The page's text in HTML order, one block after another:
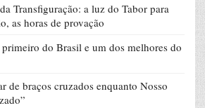
Transfiguração: a luz do Tabor para
as horas de provação
do Brasil e um dos melhores do
de braços cruzados enquanto Nosso